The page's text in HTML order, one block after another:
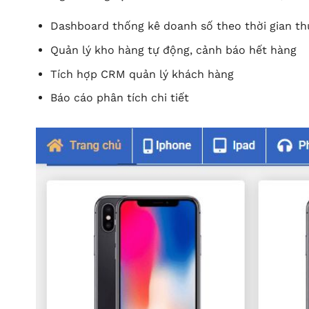
Dashboard thống kê doanh số theo thời gian
Quản lý kho hàng tự động, cảnh báo hết hàng
Tích hợp CRM quản lý khách hàng
Báo cáo phân tích chi tiết